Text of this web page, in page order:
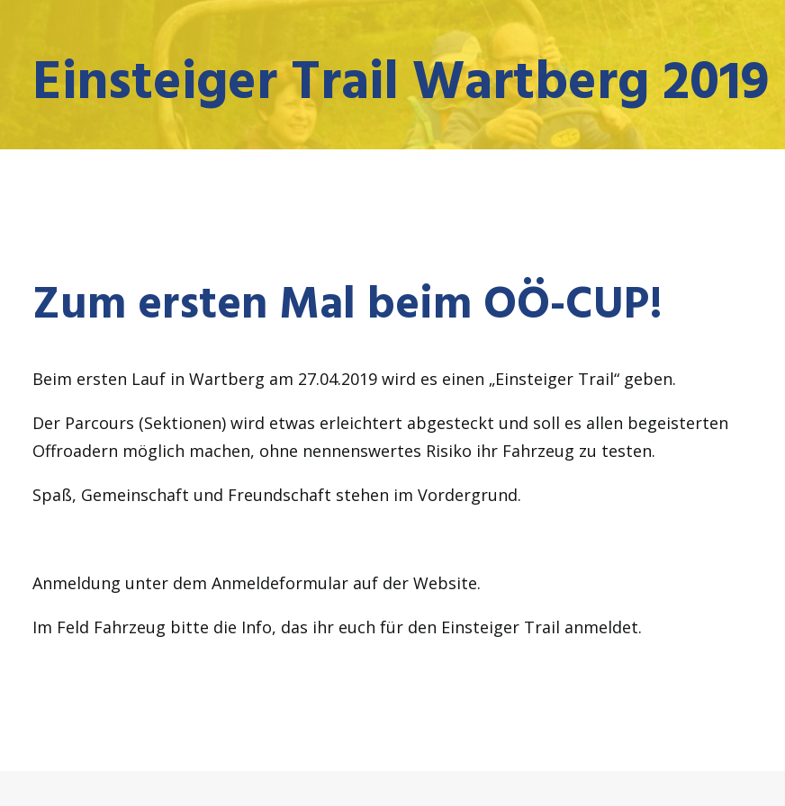
Einsteiger Trail Wartberg 2019
Zum ersten Mal beim OÖ-CUP!
Beim ersten Lauf in Wartberg am 27.04.2019 wird es einen „Einsteiger Trail“ geben.
Der Parcours (Sektionen) wird etwas erleichtert abgesteckt und soll es allen begeisterten
Offroadern möglich machen, ohne nennenswertes Risiko ihr Fahrzeug zu testen.
Spaß, Gemeinschaft und Freundschaft stehen im Vordergrund.
Anmeldung unter dem Anmeldeformular auf der Website.
Im Feld Fahrzeug bitte die Info, das ihr euch für den Einsteiger Trail anmeldet.